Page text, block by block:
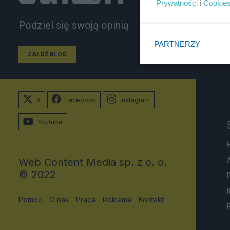
Podziel się swoją opinią
ZAŁÓŻ BLOG
X Facebook Instagram
Youtube
Web Content Media sp. z o. o.
© 2022
Pomoc O nas Praca Reklama Kontakt
Prywatności i Cookies
PARTNERZY